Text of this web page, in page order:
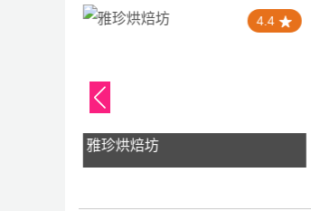
4.4
雅珍烘焙坊